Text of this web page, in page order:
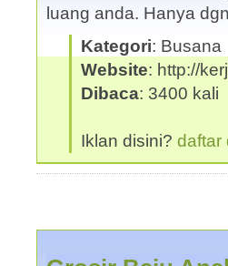
luang anda. Hanya
Kategori: Busana
Website: http://
Dibaca: 3400 kali
Iklan disini? daftar